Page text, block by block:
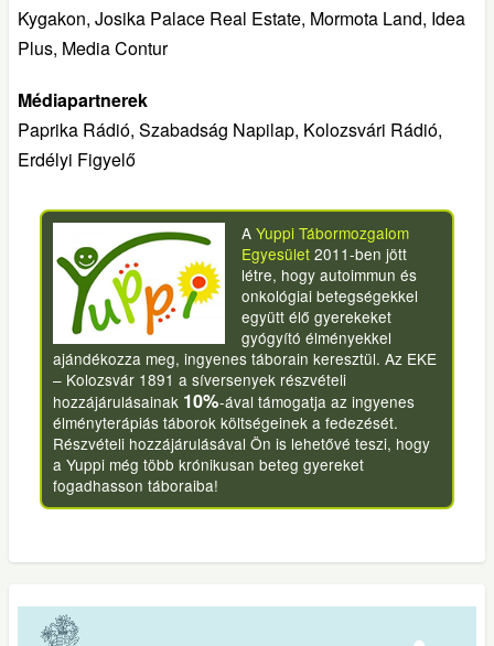
Kygakon, Josika Palace Real Estate, Mormota Land, Idea
Plus, Media Contur
Médiapartnerek
Paprika Rádió, Szabadság Napilap, Kolozsvári Rádió,
Erdélyi Figyelő
AYuppi Tábormozgalom
Egyesület 2011-ben jött
létre, hogy autoimmun és
onkológiai betegségekkel
együtt élő gyerekeket
gyógyító élményekkel
ajándékozza meg, ingyenes táborain keresztül. Az EKE
– Kolozsvár 1891 a síversenyek részvételi
hozzájárulásainak 10%-ával támogatja az ingyenes
élményterápiás táborok költségeinek a fedezését.
Részvételi hozzájárulásával Ön is lehetővé teszi, hogy
a Yuppi még több krónikusan beteg gyereket
fogadhasson táboraiba!